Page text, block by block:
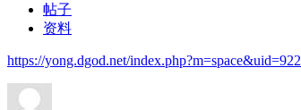
帖子
资料
https://yong.dgod.net/index.php?m=space&uid=922